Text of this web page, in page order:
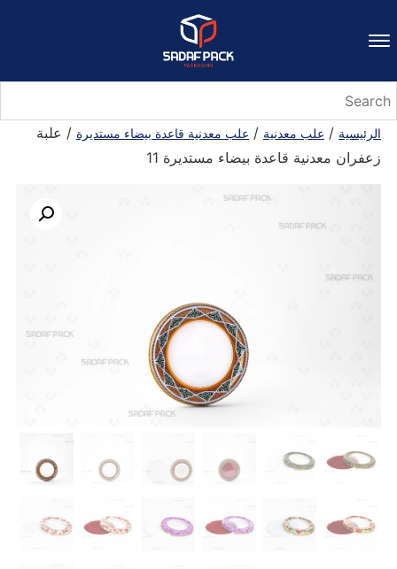
الرئيسية / علب معدنية / علب معدنية قاعدة بيضاء مستديرة / علبة
زعفران معدنية قاعدة بيضاء مستديرة 11